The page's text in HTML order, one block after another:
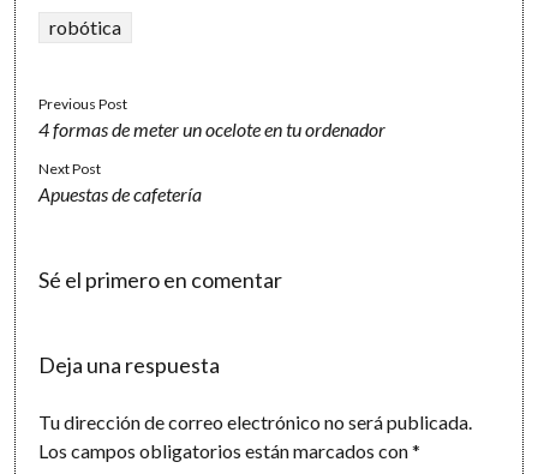
robótica
Previous Post
4 formas de meter un ocelote en tu ordenador
Next Post
Apuestas de cafetería
Sé el primero en comentar
Deja una respuesta
Tu dirección de correo electrónico no será publicada.
Los campos obligatorios están marcados con*